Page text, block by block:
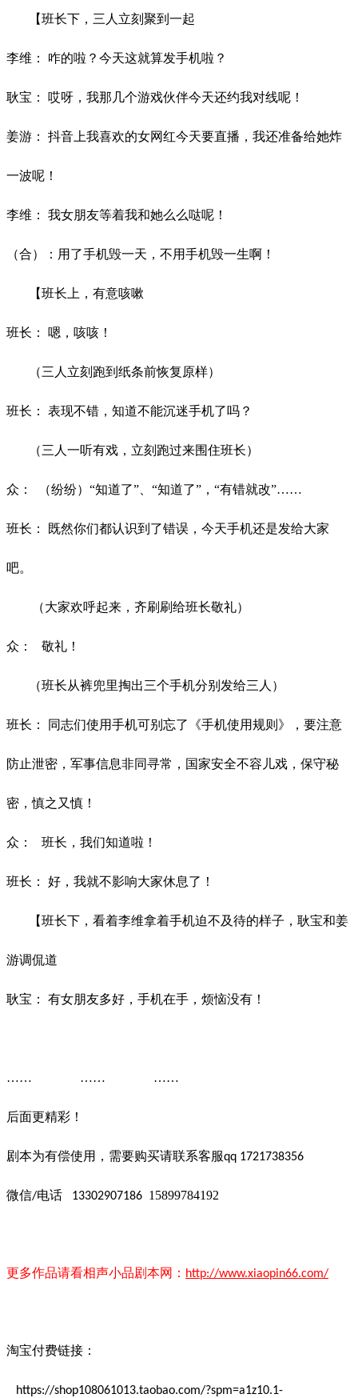
【班长下，三人立刻聚到一起
李维： 咋的啦？今天这就算发手机啦？
耿宝： 哎呀，我那几个游戏伙伴今天还约我对线呢！
姜游： 抖音上我喜欢的女网红今天要直播，我还准备给她炸
一波呢！
李维： 我女朋友等着我和她么么哒呢！
（合）：用了手机毁一天，不用手机毁一生啊！
【班长上，有意咳嗽
班长： 嗯，咳咳！
（三人立刻跑到纸条前恢复原样）
班长： 表现不错，知道不能沉迷手机了吗？
（三人一听有戏，立刻跑过来围住班长）
众： （纷纷） “知道了”、“知道了”，“有错就改”……
班长： 既然你们都认识到了错误，今天手机还是发给大家
吧。
（大家欢呼起来，齐刷刷给班长敬礼）
众： 敬礼！
（班长从裤兜里掏出三个手机分别发给三人）
班长： 同志们使用手机可别忘了《手机使用规则》，要注意
防止泄密，军事信息非同寻常，国家安全不容儿戏，保守秘
密，慎之又慎！
众： 班长，我们知道啦！
班长： 好，我就不影响大家休息了！
【班长下，看着李维拿着手机迫不及待的样子，耿宝和姜
游调侃道
耿宝： 有女朋友多好，手机在手，烦恼没有！
…… …… ……
后面更精彩！
剧本为有偿使用，需要购买请联系客服qq 1721738356
微信/电话 13302907186 15899784192
更多作品请看相声小品剧本网： http://www.xiaopin66.com/
淘宝付费链接：
https://shop108061013.taobao.com/?spm=a1z10.1-